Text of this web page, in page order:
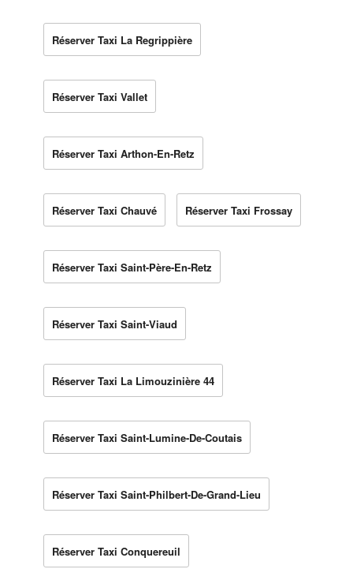
Réserver Taxi La Regrippière
Réserver Taxi Vallet
Réserver Taxi Arthon-En-Retz
Réserver Taxi Chauvé Réserver Taxi Frossay
Réserver Taxi Saint-Père-En-Retz
Réserver Taxi Saint-Viaud
Réserver Taxi La Limouzinière 44
Réserver Taxi Saint-Lumine-De-Coutais
Réserver Taxi Saint-Philbert-De-Grand-Lieu
Réserver Taxi Conquereuil